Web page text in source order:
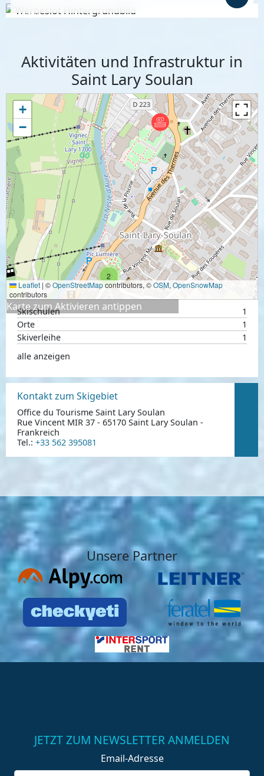
Anzeige
Aktivitäten und Infrastruktur in
Saint Lary Soulan
Skischulen
1
Orte
1
Skiverleihe
1
alle anzeigen
2
+
−
Leaflet | ©OpenStreetMapcontributors, ©OSM, OpenSnowMap
contributors
Karte zum Aktivieren antippen
Kontakt zum Skigebiet
Office du Tourisme Saint Lary Soulan
Rue Vincent MIR 37 - 65170 Saint Lary Soulan -
Frankreich
Tel.: +33 562 395081
Unsere Partner
JETZT ZUM NEWSLETTER ANMELDEN
Email-Adresse